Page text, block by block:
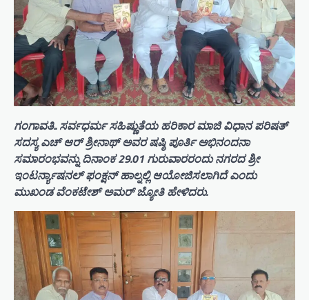
ಗಂಗಾವತಿ.. ಸರ್ವಧರ್ಮ ಸಹಿಷ್ಣುತೆಯ ಹರಿಕಾರ ಮಾಜಿ ವಿಧಾನ ಪರಿಷತ್
ಸದಸ್ಯ ಎಚ್ ಆರ್ ಶ್ರೀನಾಥ್ ಅವರ ಷಷ್ಠಿ ಪೂರ್ತಿ ಅಭಿನಂದನಾ
ಸಮಾರಂಭವನ್ನು ದಿನಾಂಕ 29.01 ಗುರುವಾರರಂದು ನಗರದ ಶ್ರೀ
ಇಂಟರ್ನ್ಯಾಷನಲ್ ಫಂಕ್ಷನ್ ಹಾಲ್ನಲ್ಲಿ ಆಯೋಜಿಸಲಾಗಿದೆ ಎಂದು
ಮುಖಂಡ ವೆಂಕಟೇಶ್ ಅಮರ್ ಜ್ಯೋತಿ ಹೇಳಿದರು.